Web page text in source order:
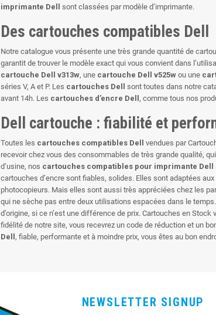
imprimante Dell
sont classées par modèle d’imprimante.
Des cartouches compatibles Dell
Notre catalogue vous présente une très grande quantité de
garantit de trouver le modèle exact qui vous convient dans
cartouche Dell v313w, une cartouche Dell v525w ou une
séries V, A et P. Les cartouches Dell
sont toutes dans notre
avant 14h. Les cartouches d’encre Dell , comme tous nos
Dell cartouche : fiabilité et
Toutes les cartouches compatibles Dell
vendues par
recevoir chez vous des consommables de très grande qualité,
d’usine, nos cartouches compatibles pour imprimante Dell
cartouches d’encre sont fiables, solides. Elles sont adaptées
photocopieurs. Mais elles sont aussi très appréciées chez les
qui ne sèche pas entre deux utilisations espacées dans le
d’origine, si ce n’est une différence de prix. Cartouches en
fidélité de notre site, vous recevrez un code de réduction et un
Dell , fiable, performante et à moindre prix, vous êtes au bon
NEWSLETTER SIGNUP